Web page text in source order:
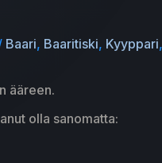
Baari, Baaritiski, Kyyppari,
ääreen.
olla sanomatta: